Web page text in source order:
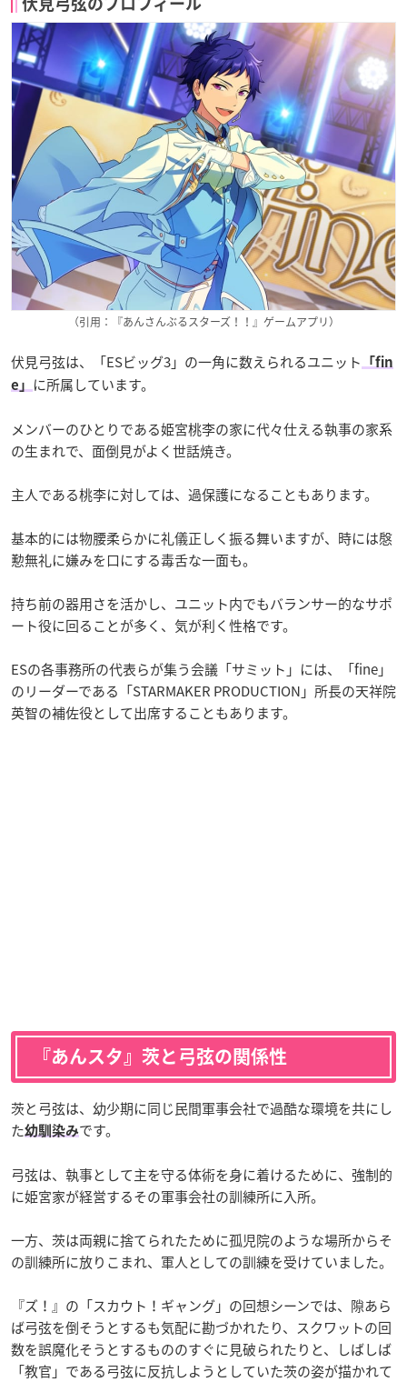
（引用：『あんさんぶるスターズ！！』ゲームアプリ）
伏見弓弦は、「ESビッグ3」の一角に数えられるユニット
「fin
e」
に所属しています。
メンバーのひとりである姫宮桃李の家に代々仕える執事の家系
の生まれで、面倒見がよく世話焼き。
主人である桃李に対しては、過保護になることもあります。
基本的には物腰柔らかに礼儀正しく振る舞いますが、時には慇
懃無礼に嫌みを口にする毒舌な一面も。
持ち前の器用さを活かし、ユニット内でもバランサー的なサポ
ート役に回ることが多く、気が利く性格です。
ESの各事務所の代表らが集う会議「サミット」には、「fine」
のリーダーである「STARMAKER PRODUCTION」 所長の天祥院
英智の補佐役として出席することもあります。
『あんスタ』茨と弓弦の関係性
茨と弓弦は、幼少期に同じ民間軍事会社で過酷な環境を共にし
た幼馴染みです。
弓弦は、執事として主を守る体術を身に着けるために、強制的
に姫宮家が経営するその軍事会社の訓練所に入所。
一方、茨は両親に捨てられたために孤児院のような場所からそ
の訓練所に放りこまれ、軍人としての訓練を受けていました。
『ズ！』の「スカウト！ギャング」の回想シーンでは、隙あら
ば弓弦を倒そうとするも気配に勘づかれたり、スクワットの回
数を誤魔化そうとするもののすぐに見破られたりと、しばしば
「教官」である弓弦に反抗しようとしていた茨の姿が描かれて